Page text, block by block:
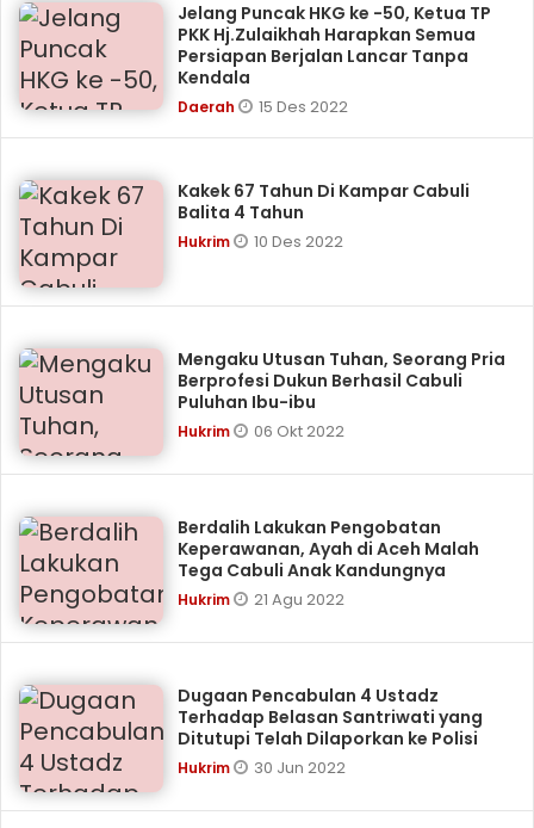
Jelang Puncak HKG ke -50, Ketua TP
PKK Hj.Zulaikhah Harapkan Semua
Persiapan Berjalan Lancar Tanpa
Kendala
Daerah 15 Des 2022
Kakek 67 Tahun Di Kampar Cabuli
Balita 4 Tahun
Hukrim 10 Des 2022
Mengaku Utusan Tuhan, Seorang Pria
Berprofesi Dukun Berhasil Cabuli
Puluhan Ibu-ibu
Hukrim 06 Okt 2022
Berdalih Lakukan Pengobatan
Keperawanan, Ayah di Aceh Malah
Tega Cabuli Anak Kandungnya
Hukrim 21 Agu 2022
Dugaan Pencabulan 4 Ustadz
Terhadap Belasan Santriwati yang
Ditutupi Telah Dilaporkan ke Polisi
Hukrim 30 Jun 2022